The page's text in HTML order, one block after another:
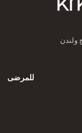
ولندن
للمرضى